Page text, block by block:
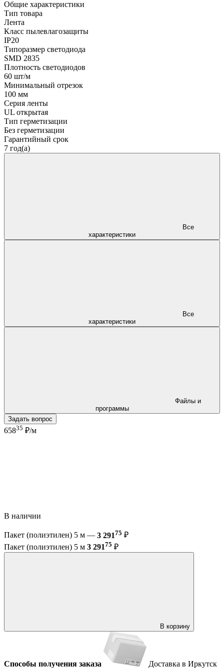
Общие характеристики
Тип товара
Лента
Класс пылевлагозащиты
IP20
Типоразмер светодиода
SMD 2835
Плотность светодиодов
60 шт/м
Минимальный отрезок
100 мм
Серия ленты
UL открытая
Тип герметизации
Без герметизации
Гарантийный срок
7 год(а)
характеристики
характеристики
программы
Задать вопрос
65835 ₽/м
В наличии
Пакет (полиэтилен) 5 м — 3 29175 ₽
Пакет (полиэтилен) 5 м 3 29175 ₽
В корзину
Способы получения заказа
Доставка в Иркутск